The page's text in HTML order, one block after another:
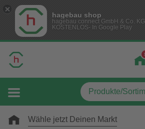
hagebau shop
hagebau connect GmbH & Co. KG
KOSTENLOS- In Google Play
Wähle jetzt Deinen Markt